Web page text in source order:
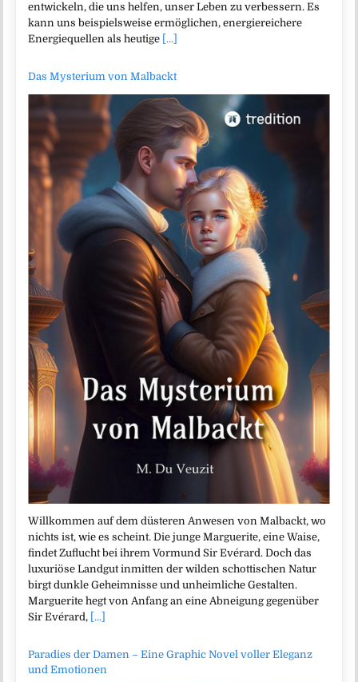
entwickeln, die uns helfen, unser Leben zu verbessern. Es
kann uns beispielsweise ermöglichen, energiereichere
Energiequellen als heutige [...]
Das Mysterium von Malbackt
Willkommen auf dem düsteren Anwesen von Malbackt, wo
nichts ist, wie es scheint. Die junge Marguerite, eine Waise,
findet Zuflucht bei ihrem Vormund Sir Evérard. Doch das
luxuriöse Landgut inmitten der wilden schottischen Natur
birgt dunkle Geheimnisse und unheimliche Gestalten.
Marguerite hegt von Anfang an eine Abneigung gegenüber
Sir Evérard, [...]
Paradies der Damen – Eine Graphic Novel voller Eleganz
und Emotionen